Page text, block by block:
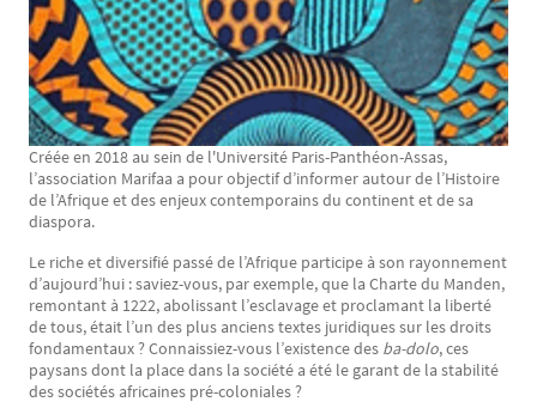
Créée en 2018 au sein de l'Université Paris-Panthéon-Assas,
l’association Marifaa a pour objectif d’informer autour de l’Histoire
de l’Afrique et des enjeux contemporains du continent et de sa
diaspora.
Le riche et diversifié passé de l’Afrique participe à son rayonnement
d’aujourd’hui : saviez-vous, par exemple, que la Charte du Manden,
remontant à 1222, abolissant l’esclavage et proclamant la liberté
de tous, était l’un des plus anciens textes juridiques sur les droits
fondamentaux ? Connaissiez-vous l’existence des ba-dolo, ces
paysans dont la place dans la société a été le garant de la stabilité
des sociétés africaines pré-coloniales ?